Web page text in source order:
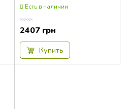
Есть в наличии
Оценка
0.00
из
2407 грн
Купить